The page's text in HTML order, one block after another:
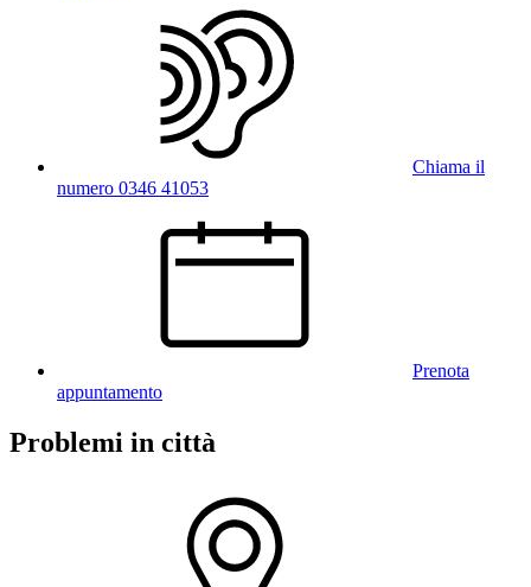
Chiama il
numero 0346 41053
Prenota
appuntamento
Problemi in città